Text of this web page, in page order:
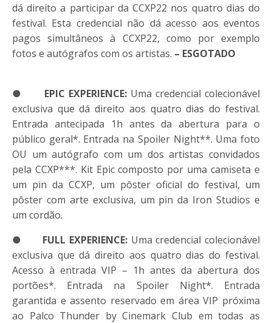
dá direito a participar daCCXP22 nos quatro dias do
festival. Esta credencial não dá acesso aos eventos
pagos simultâneos à CCXP22, como por exemplo
fotos e autógrafos com os artistas. – ESGOTADO
● EPIC EXPERIENCE:Uma credencial colecionável
exclusiva que dá direito aos quatro dias do festival.
Entrada antecipada 1h antes da abertura para o
público geral*. Entrada na Spoiler Night**. Uma foto
OU um autógrafo com um dos artistas convidados
pela CCXP***. Kit Epic composto por uma camiseta e
um pin da CCXP, um pôster oficial do festival, um
pôster com arte exclusiva, um pin da Iron Studios e
um cordão.
● FULL EXPERIENCE: Uma credencial colecionável
exclusiva que dá direito aos quatro dias do festival.
Acesso à entrada VIP – 1h antes da abertura dos
portões*. Entrada na Spoiler Night*. Entrada
garantida e assento reservado em área VIP próxima
ao Palco Thunder by Cinemark Club em todas as